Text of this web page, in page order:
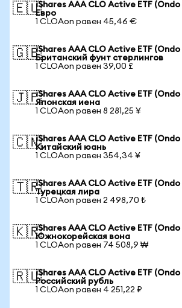
🇪🇺iShares AAA CLO Active ETF
Евро
1 CLOAon равен 45,46 €
🇬🇧iShares AAA CLO Active ETF
Британский фунт стерлингов
1 CLOAon равен 39,00 £
🇯🇵iShares AAA CLO Active ETF
Японская иена
1 CLOAon равен 8 281,25 ¥
🇨🇳iShares AAA CLO Active ETF
Китайский юань
1 CLOAon равен 354,34 ¥
🇹🇷iShares AAA CLO Active ETF
Турецкая лира
1 CLOAon равен 2 498,70 ₺
🇰🇷iShares AAA CLO Active ETF
Южнокорейская вона
1 CLOAon равен 74 508,9 ₩
🇷🇺iShares AAA CLO Active ETF
Российский рубль
1 CLOAon равен 4 251,22 ₽